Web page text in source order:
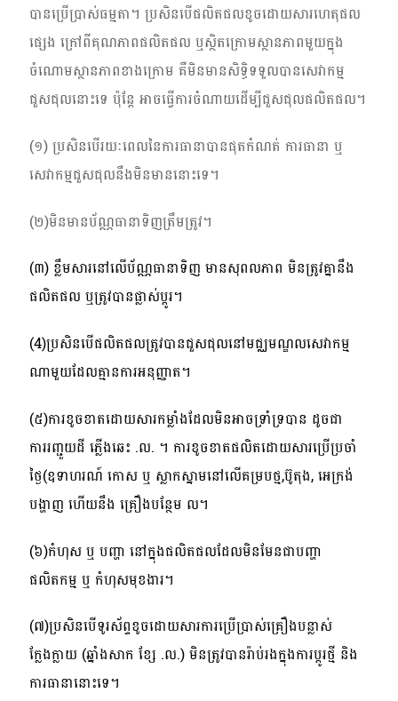
បានប្រើប្រាស់ធម្មតា។ ប្រសិនបើផលិតផលខូចដោយសារហេតុផល
ផ្សេង ក្រៅពីគុណភាពផលិតផល ឬស្ថិតក្រោមស្ថានភាពមួយក្នុង
ចំណោមស្ថានភាពខាងក្រោម គឺមិនមានសិទ្ធិទទួលបានសេវាកម្ម
ជួសជុលនោះទេ ប៉ុន្តែ អាចធ្វើការចំណាយដើម្បីជួសជុលផលិតផល។
(១)ប្រសិនបើរយៈពេលនៃការធានាបានផុតកំណត់ ការធានា ឬ
សេវាកម្មជួសជុលនឹងមិនមាននោះទេ។
(២)មិនមានប័ណ្ណធានាទិញត្រឹមត្រូវ។
(៣) ខ្លឹមសារនៅលើប័ណ្ណធានាទិញ មានសុពលភាព មិនត្រូវគ្នានឹង
ផលិតផល ឬត្រូវបានផ្លាស់ប្តូរ។
(4)ប្រសិនបើផលិតផលត្រូវបានជួសជុលនៅមជ្ឈមណ្ឌលសេវាកម្ម
ណាមួយដែលគ្មានការអនុញ្ញាត។
(៥)ការខូចខាតដោយសារកម្លាំងដែលមិនអាចទ្រាំទ្របាន ដូចជា
ការរញ្ជួយដី ភ្លើងឆេះ .ល. ។ ការខូចខាតផលិតដោយសារប្រើប្រចាំ
ថ្ងៃ(ឧទាហរណ៍ កោស ឬ ស្លាកស្នាមនៅលើគម្របថ្ម,ប៊ូតុង,អេក្រង់
បង្ហាញ ហើយនឹង គ្រឿងបន្ថែម ល។
(៦)កំហុស ឬ បញ្ហា នៅក្នុងផលិតផលដែលមិនមែនជាបញ្ហា
ផលិតកម្ម ឬ កំហុសមុខងារ។
(៧)ប្រសិនបើទូរស័ព្ទខូចដោយសារការប្រើប្រាស់គ្រឿងបន្លាស់
ក្លែងក្លាយ (ឆ្នាំងសាក ខ្សែ .ល.) មិនត្រូវបានរ៉ាប់រងក្នុងការប្តូរថ្មី និង
ការធានានោះទេ។